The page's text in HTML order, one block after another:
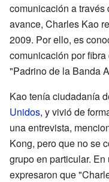
comunicación a través
avance, Charles Kao
2009. Por ello, es
comunicación por
"Padrino de la Banda
Kao tenía ciudadanía
Unidos, y vivió de
una entrevista,
Kong, pero que no se
grupo en particular.
expresaron que